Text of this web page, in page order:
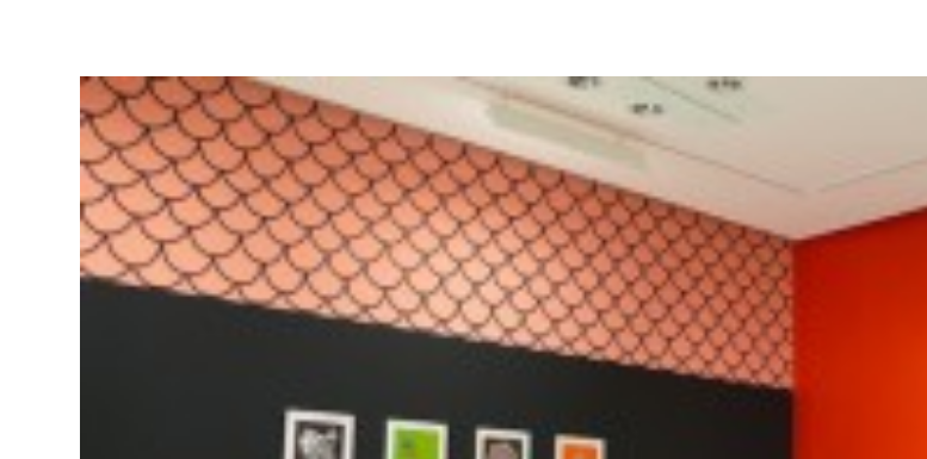
DANIEL
MAN